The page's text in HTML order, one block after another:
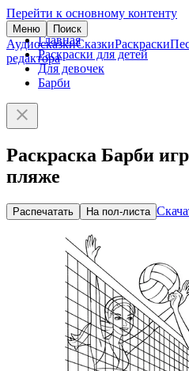
Перейти к основному контенту
Меню Поиск
АудиосказкиСказкиРаскраски
редактора
Главная
Раскраски для детей
Для девочек
Барби
Раскраска Барби
пляже
Распечатать На пол-листа